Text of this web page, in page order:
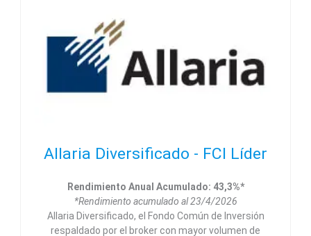
Allaria Diversificado - FCI Líder
Rendimiento Anual Acumulado: 43,3%*
*Rendimiento acumulado al 23/4/2026
Allaria Diversificado, el Fondo Común de Inversión
respaldado por el broker con mayor volumen de